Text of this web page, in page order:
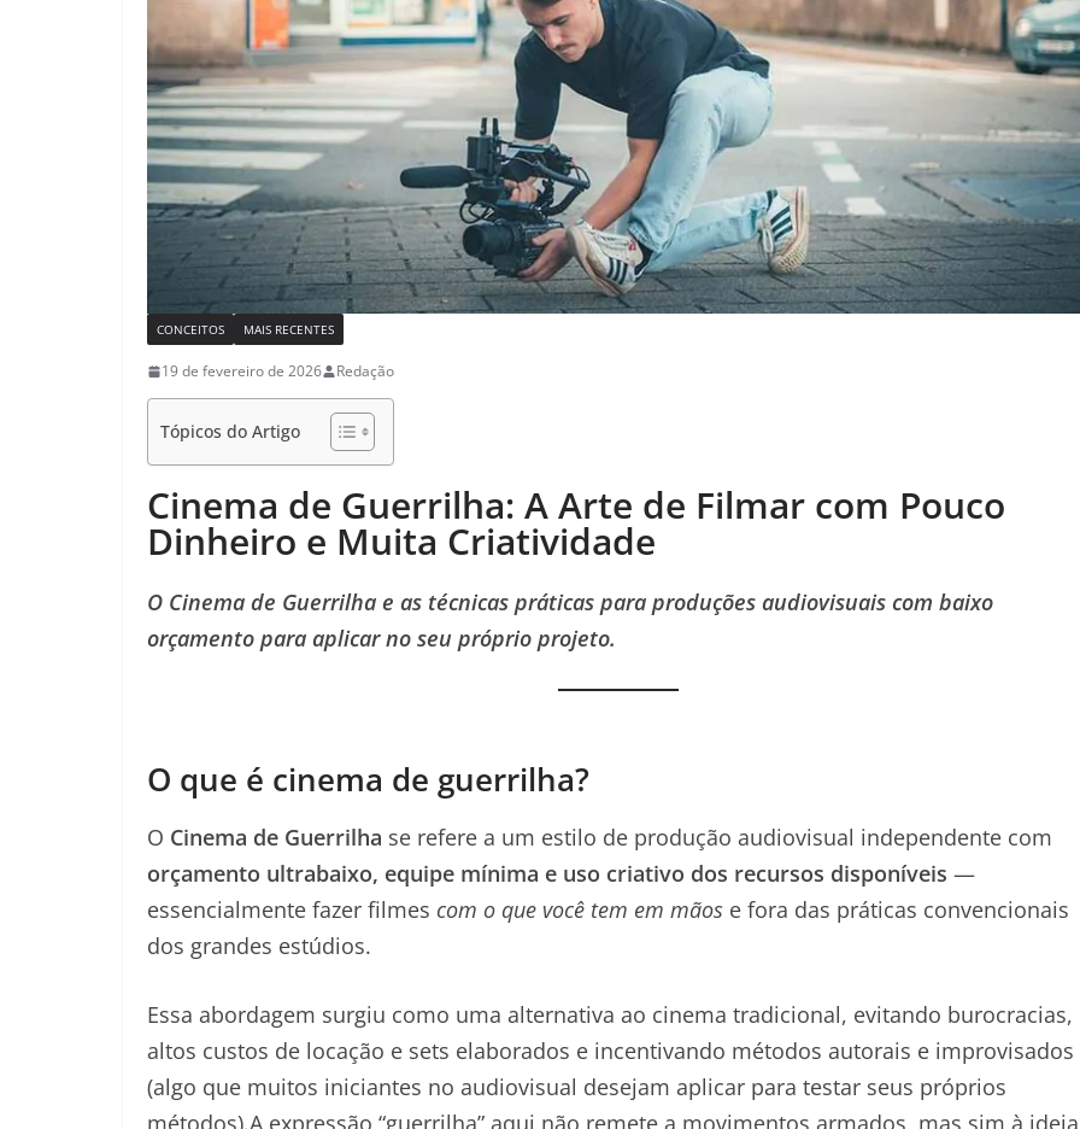
CONCEITOS MAIS RECENTES
19 de fevereiro de 2026 Redação
Tópicos do Artigo
Cinema de Guerrilha: A Arte de Filmar com Pouco
Dinheiro e Muita Criatividade
O Cinema de Guerrilha e as técnicas práticas para produções audiovisuais com baixo
orçamento para aplicar no seu próprio projeto.
O que é cinema de guerrilha?
O Cinema de Guerrilha se refere a um estilo de produção audiovisual independente com
orçamento ultrabaixo, equipe mínima e uso criativo dos recursos disponíveis —
essencialmente fazer filmes com o que você tem em mãos e fora das práticas convencionais
dos grandes estúdios.
Essa abordagem surgiu como uma alternativa ao cinema tradicional, evitando burocracias,
altos custos de locação e sets elaborados e incentivando métodos autorais e improvisados
(algo que muitos iniciantes no audiovisual desejam aplicar para testar seus próprios
métodos).A expressão “guerrilha” aqui não remete a movimentos armados, mas sim à ideia